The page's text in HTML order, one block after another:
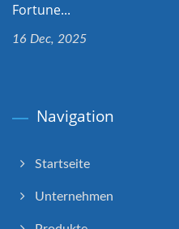
Fortune...
16 Dec, 2025
Navigation
Startseite
Unternehmen